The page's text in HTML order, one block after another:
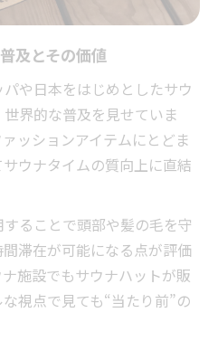
及とその価値
や日本をはじめとしたサウ
界的な普及を見せていま
ッションアイテムにとどま
ウナタイムの質向上に直結
ることで頭部や髪の毛を守
滞在が可能になる点が評価
施設でもサウナハットが販
視点で見ても“当たり前”の